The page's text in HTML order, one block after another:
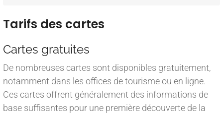
Tarifs des cartes
Cartes gratuites
De nombreuses cartes sont disponibles gratuitement,
notamment dans les offices de tourisme ou en ligne.
Ces cartes offrent généralement des informations de
base suffisantes pour une première découverte de la